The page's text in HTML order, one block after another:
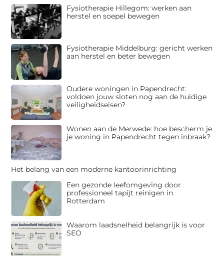
Fysiotherapie Hillegom: werken aan
herstel en soepel bewegen
Fysiotherapie Middelburg: gericht werken
aan herstel en beter bewegen
Oudere woningen in Papendrecht:
voldoen jouw sloten nog aan de huidige
veiligheidseisen?
Wonen aan de Merwede: hoe bescherm je
je woning in Papendrecht tegen inbraak?
Het belang van een moderne kantoorinrichting
Een gezonde leefomgeving door
professioneel tapijt reinigen in
Rotterdam
Waarom laadsnelheid belangrijk is voor
SEO